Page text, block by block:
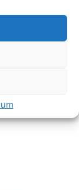
deutschen
Vorrat reicht!